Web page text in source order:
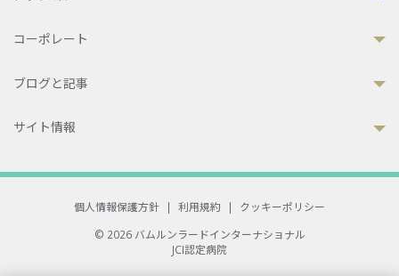
コーポレート
ブログと記事
サイト情報
個人情報保護方針 | 利用規約 |
クッキーポリシー
© 2026 バムルンラードインターナショナル
JCI認定病院